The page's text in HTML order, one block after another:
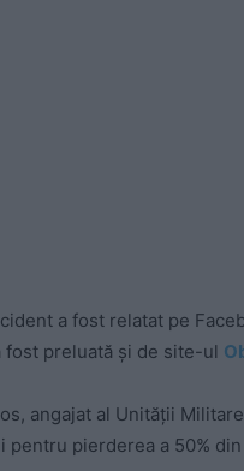
a fost relatat pe
fost preluată și de site-ul
angajat al Unității
pentru pierderea a 50%